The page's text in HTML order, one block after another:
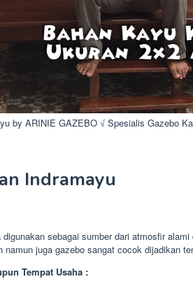
by ARINIE GAZEBO √ Spesialis Gazebo
Indramayu
sebagai sumber dari atmosfir
namun juga gazebo sangat cocok dijadikan
Tempat Usaha :